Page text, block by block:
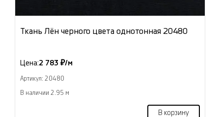
Ткань Лён черного цвета однотонная 20480
Цена:2 783 ₽/м
Артикул: 20480
В наличии 2.95 м
В корзину